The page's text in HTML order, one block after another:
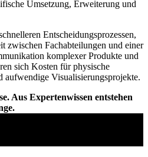
Umsetzung, Erweiterung und
Entscheidungsprozessen,
zwischen Fachabteilungen und einer
komplexer Produkte und
sich Kosten für physische
aufwendige Visualisierungsprojekte.
Aus Expertenwissen entstehen